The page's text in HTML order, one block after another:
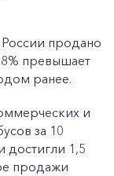
России продано
превышает
ранее.
и
за 10
достигли 1,5
продажи